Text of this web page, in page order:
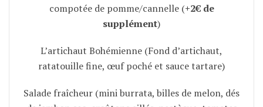
compotée de pomme/cannelle (+2€ de
supplément)
L’artichaut Bohémienne (Fond d’artichaut,
ratatouille fine, œuf poché et sauce tartare)
Salade fraîcheur (mini burrata, billes de melon, dés